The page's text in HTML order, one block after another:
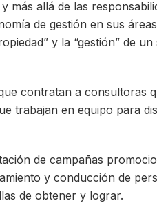
más allá de las
de gestión en sus
y la “gestión” de
contratan a consultoras
trabajan en equipo para
de campañas
y conducción de
de obtener y lograr.